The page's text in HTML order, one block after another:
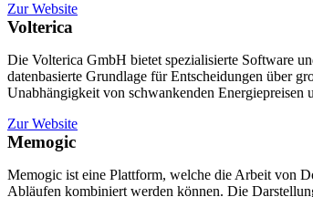
Die
Zur Website
Volterica
Die Volterica GmbH bietet spezialisierte Software
datenbasierte Grundlage für Entscheidungen über
Unabhängigkeit von schwankenden Energiepreisen
Zur Website
Memogic
Memogic ist eine Plattform, welche die Arbeit von
Abläufen kombiniert werden können. Die